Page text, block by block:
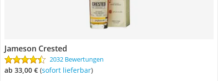
Jameson Crested
2032 Bewertungen
ab 33,00 € ( Sofort lieferbar)